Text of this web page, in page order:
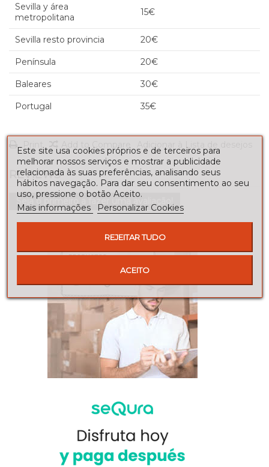
Sevilla y área
metropolitana
15€
Sevilla resto provincia 20€
Península 20€
Baleares 30€
Portugal 35€
Print Add to Compare Adicionar à Lista de desejos
REVIEWS
Seja o primeiro a fazer uma avaliação!
Este site usa cookies próprios e de terceiros para
melhorar nossos serviços e mostrar a publicidade
relacionada às suas preferências, analisando seus
hábitos navegação. Para dar seu consentimento ao seu
uso, pressione o botão Aceito.
Mais informações
Personalizar Cookies
REJEITAR TUDO
ACEITO